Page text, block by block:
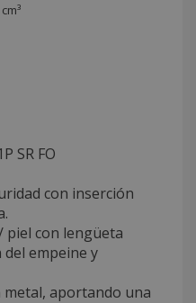
SR FO
con inserción
piel con lengüeta
empeine y
aportando una